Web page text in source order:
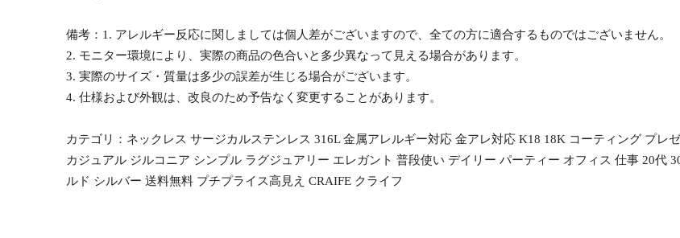
備考：1. アレルギー反応に関しましては個人差がございますので、全ての方に適合するものではございません。
2. モニター環境により、実際の商品の色合いと多少異なって見える場合があります。
3. 実際のサイズ・質量は多少の誤差が生じる場合がございます。
4. 仕様および外観は、改良のため予告なく変更することがあります。
カテゴリ：ネックレス サージカルステンレス 316L 金属アレルギー対応 金アレ対応 K18 18K コーティング プレ
カジュアル ジルコニア シンプル ラグジュアリー エレガント 普段使い デイリー パーティー オフィス 仕事 20代
ルド シルバー 送料無料 プチプライス高見え CRAIFE クライフ